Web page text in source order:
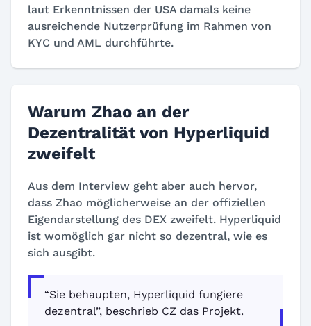
laut Erkenntnissen der USA damals keine
ausreichende Nutzerprüfung im Rahmen von
KYC und AML durchführte.
Warum Zhao an der
Dezentralität von Hyperliquid
zweifelt
Aus dem Interview geht aber auch hervor,
dass Zhao möglicherweise an der offiziellen
Eigendarstellung des DEX zweifelt. Hyperliquid
ist womöglich gar nicht so dezentral, wie es
sich ausgibt.
“Sie behaupten, Hyperliquid fungiere
dezentral”, beschrieb CZ das Projekt.